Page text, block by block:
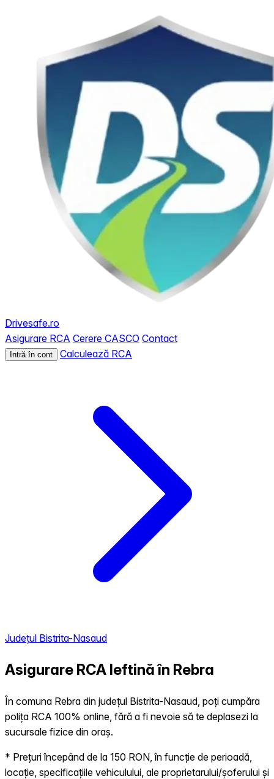
Drivesafe.ro
Asigurare RCA Cerere CASCO Contact
Intră în cont Calculează RCA
Județul Bistrita-Nasaud
Asigurare RCA Ieftină în Rebra
În comuna Rebra din județul Bistrita-Nasaud, poți cumpăra
polița RCA 100% online, fără a fi nevoie să te deplasezi la
sucursale fizice din oraș.
* Prețuri începând de la 150 RON, în funcție de perioadă,
locație, specificațiile vehiculului, ale proprietarului/șoferului și